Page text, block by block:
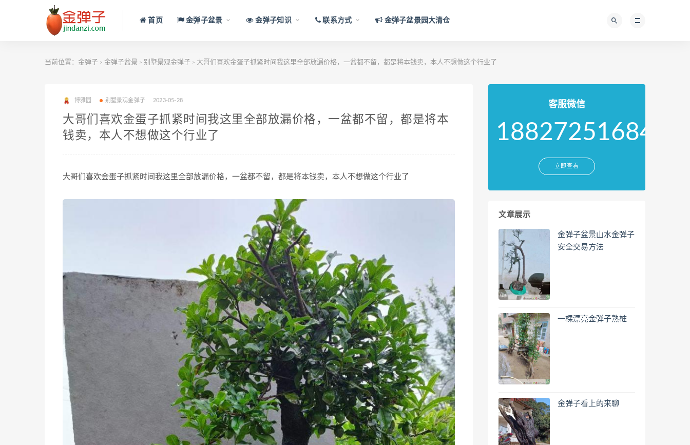
首页 金弹子盆景 金弹子知识 联系方式 金弹子盆景园大清仓
当前位置： 金弹子 > 金弹子盆景 > 别墅景观金弹子 > 大哥们喜欢金蛋子抓紧时间我这里全部放漏价格，一盆都不留，都是将本钱卖，本人不想做这个行业了
博雅园 别墅景观金弹子 2023-05-28
大哥们喜欢金蛋子抓紧时间我这里全部放漏价格，一盆都不留，都是将本
钱卖，本人不想做这个行业了
大哥们喜欢金蛋子抓紧时间我这里全部放漏价格，一盆都不留，都是将本钱卖，本人不想做这个行业了
客服微信
18827251684
立即查看
文章展示
金弹子盆景山水金弹子
安全交易方法
一棵漂亮金弹子熟桩
金弹子看上的来聊